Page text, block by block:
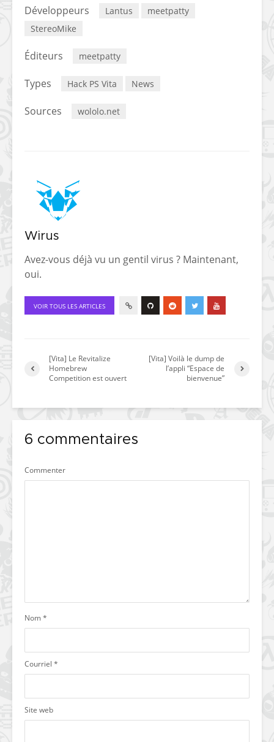
Développeurs Lantus
meetpatty
StereoMike
Éditeurs meetpatty
Types Hack PS Vita News
Sources wololo.net
Wirus
Avez-vous déjà vu un gentil virus ? Maintenant,
oui.
VOIR TOUS LES ARTICLES
[Vita] Le Revitalize
Homebrew
Competition est ouvert
[Vita] Voilà le dump de
l’appli “Espace de
bienvenue”
6 commentaires
Commenter
Nom*
Courriel *
Site web